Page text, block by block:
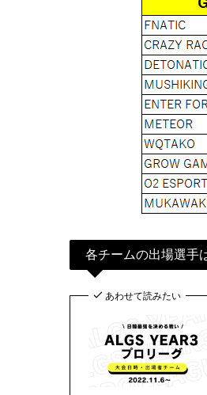
各チームの出場選手
あわせて読みたい